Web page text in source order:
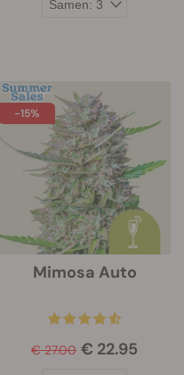
-15%
Mimosa Auto
€ 27.00 € 22.95